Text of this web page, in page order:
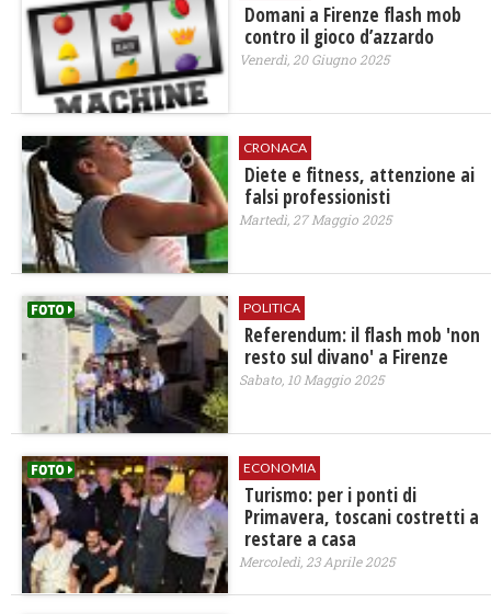
Domani a Firenze flash mob
contro il gioco d’azzardo
Venerdì, 20 Giugno 2025
CRONACA
Diete e fitness, attenzione ai
falsi professionisti
Martedì, 27 Maggio 2025
POLITICA
Referendum: il flash mob 'non
resto sul divano' a Firenze
Sabato, 10 Maggio 2025
ECONOMIA
Turismo: per i ponti di
Primavera, toscani costretti a
restare a casa
Mercoledì, 23 Aprile 2025